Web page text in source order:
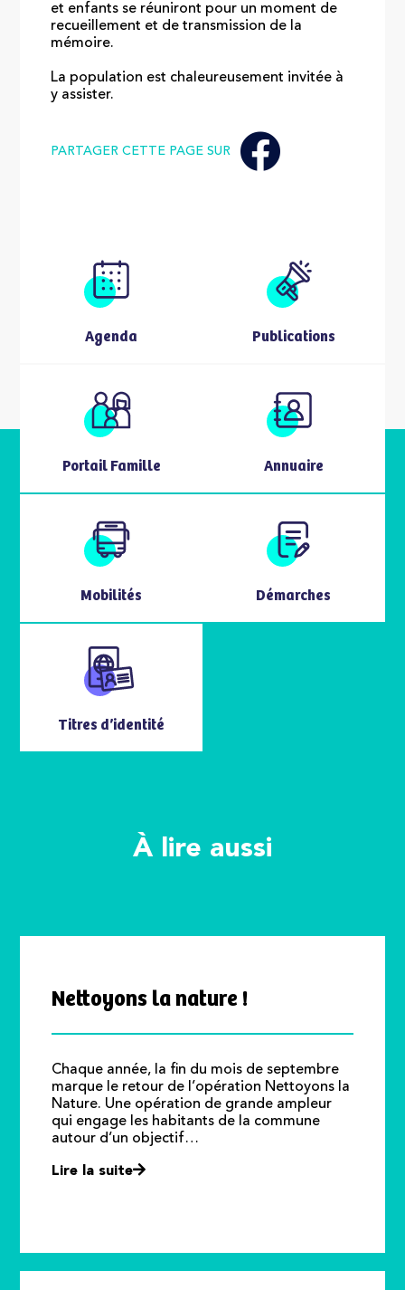
Agenda Publications
Portail Famille Annuaire
Mobilités Démarches
Titres d’identité
et enfants se réuniront pour un moment de
recueillement et de transmission de la
mémoire.
La population est chaleureusement invitée à
y assister.
PARTAGER CETTE PAGE SUR
À lire aussi
Nettoyons la nature !
Chaque année, la fin du mois de septembre
marque le retour de l’opération Nettoyons la
Nature. Une opération de grande ampleur
qui engage les habitants de la commune
autour d’un objectif…
Lire la suite